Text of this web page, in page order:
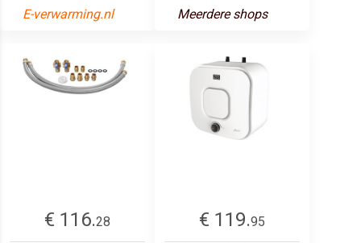
E-verwarming.nl Meerdere shops
€ 116.28
€ 119.95